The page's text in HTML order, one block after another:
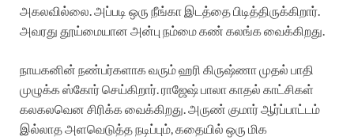
அகலவில்லை. அப்படி ஒரு நீங்கா இடத்தை பிடித்திருக்கிறார்.
அவரது தூய்மையான அன்பு நம்மை கண் கலங்க வைக்கிறது.
நாயகனின் நண்பர்களாக வரும் ஹரி கிருஷ்ணா முதல் பாதி
முழுக்க ஸ்கோர் செய்கிறார். ராஜேஷ் பாலா காதல் காட்சிகள்
கலகலவென சிரிக்க வைக்கிறது. அருண் குமார் ஆர்ப்பாட்டம்
இல்லாத அளவெடுத்த நடிப்பும், கதையில் ஒரு மிக